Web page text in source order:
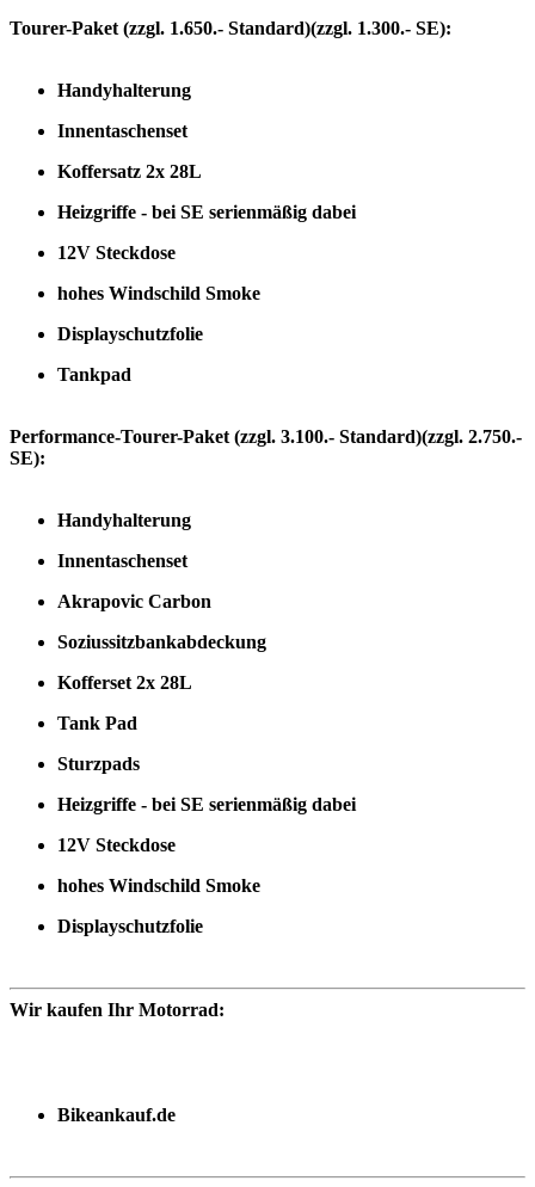
Tourer-Paket (zzgl. 1.650.- Standard)(zzgl. 1.300.- SE):
Handyhalterung
Innentaschenset
Koffersatz 2x 28L
Heizgriffe - bei SE serienmäßig dabei
12V Steckdose
hohes Windschild Smoke
Displayschutzfolie
Tankpad
Performance-Tourer-Paket (zzgl. 3.100.- Standard)(zzgl. 2.750.-
SE):
Handyhalterung
Innentaschenset
Akrapovic Carbon
Soziussitzbankabdeckung
Kofferset 2x 28L
Tank Pad
Sturzpads
Heizgriffe - bei SE serienmäßig dabei
12V Steckdose
hohes Windschild Smoke
Displayschutzfolie
Wir kaufen Ihr Motorrad:
Bikeankauf.de